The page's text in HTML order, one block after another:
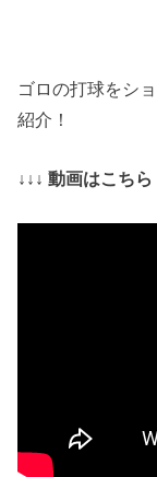
ゴロの打球をシ
紹介！
↓↓↓ 動画はこちら